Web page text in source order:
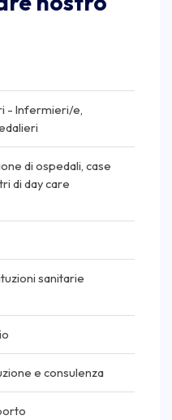
- Infermieri/e,
di ospedali, case
di day care
sanitarie
e consulenza